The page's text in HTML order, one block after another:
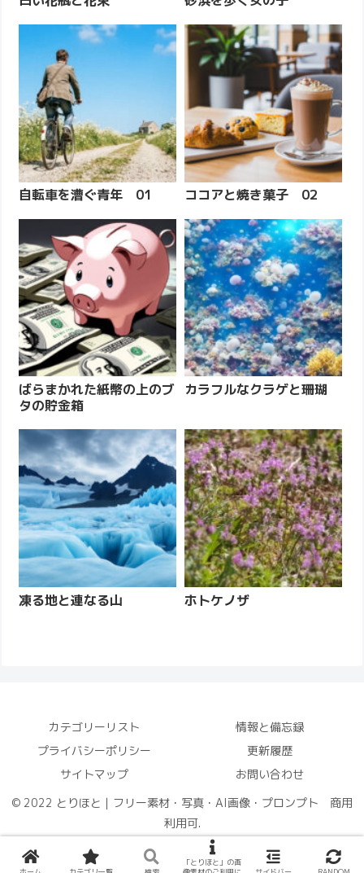
自転車を漕ぐ青年 01 ココアと焼き菓子 02
ばらまかれた紙幣の上のブ
タの貯金箱
カラフルなクラゲと珊瑚
凍る地と連なる山 ホトケノザ
カテゴリーリスト
情報と備忘録
プライバシーポリシー
更新履歴
サイトマップ
お問い合わせ
© 2022 とりほと｜フリー素材・写真・AI画像・プロンプト 商用
利用可.
「とりほと」の画